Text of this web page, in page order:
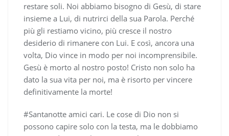
restare soli. Noi abbiamo bisogno di Gesù, di stare
insieme a Lui, di nutrirci della sua Parola. Perché
più gli restiamo vicino, più cresce il nostro
desiderio di rimanere con Lui. E così, ancora una
volta, Dio vince in modo per noi incomprensibile.
Gesù è morto al nostro posto! Cristo non solo ha
dato la sua vita per noi, ma è risorto per vincere
definitivamente la morte!
#Santanotte amici cari. Le cose di Dio non si
possono capire solo con la testa, ma le dobbiamo